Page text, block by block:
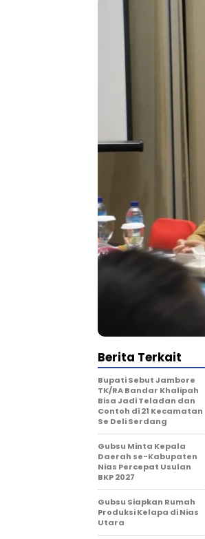
Berita Terkait
Bupati Sebut Jambore
TK/RA Bandar Khalipah
Bisa Jadi Teladan dan
Contoh di 21 Kecamatan
Se Deli Serdang
Gubsu Minta Kepala
Daerah se-Kabupaten
Nias Percepat Usulan
BKP 2027
Gubsu Siapkan Rumah
Produksi Kelapa di Nias
Utara